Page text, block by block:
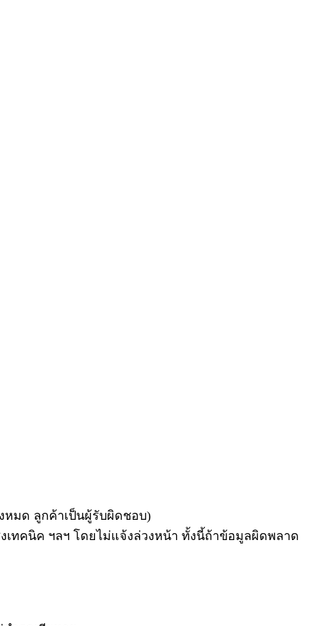
หมด ลูกค้าเป็นผู้รับผิดชอบ)
ทคนิค ฯลฯ โดยไม่แจ้งล่วงหน้า ทั้งนี้ถ้าข้อมูลผิดพลาด